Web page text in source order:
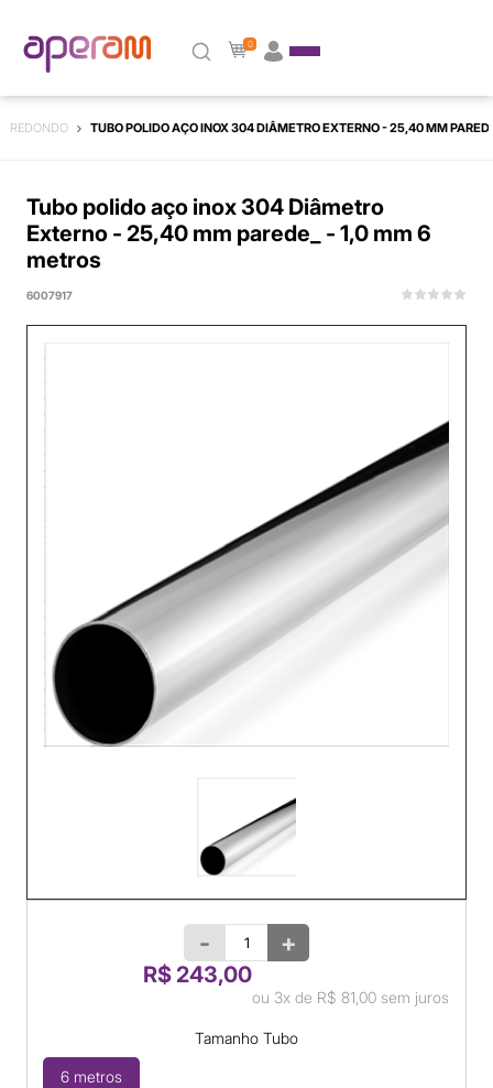
0
REDONDO TUBO POLIDO AÇO INOX 304 DIÂMETRO EXTERNO - 25,40 MM
Tubo polido aço inox 304 Diâmetro
Externo - 25,40 mm parede_ - 1,0 mm 6
metros
6007917
- +
R$ 243,00
ou 3x de R$ 81,00sem juros
Tamanho Tubo
6 metros